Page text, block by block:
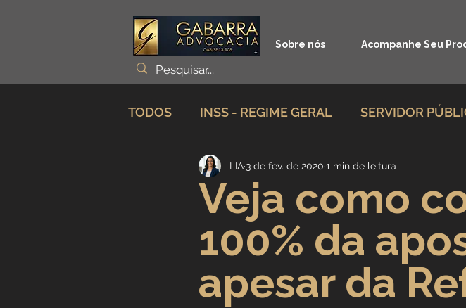
Sobre nós Acompanhe Seu
TODOS INSS - REGIME GERAL SERVIDOR
Planejamento Previdenciário Direito
Incapacidade / Auxílio Benefícios por
Aposentadoria Especial Aposentadoria por
Veja como
100% da
apesar da
LIA 3 de fev. de 2020 1 min de leitura